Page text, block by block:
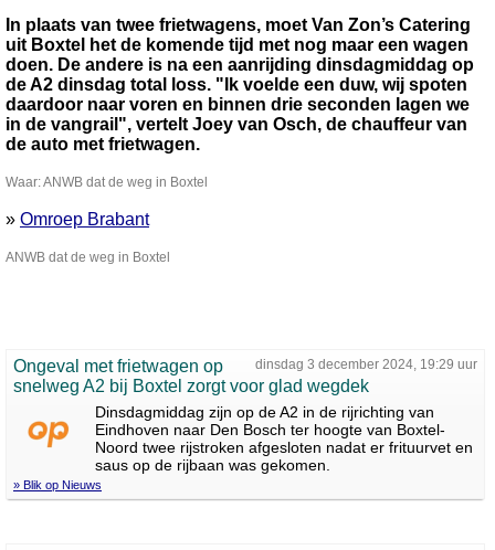
In plaats van twee frietwagens, moet Van Zon’s Catering
uit Boxtel het de komende tijd met nog maar een wagen
doen. De andere is na een aanrijding dinsdagmiddag op
de A2 dinsdag total loss. "Ik voelde een duw, wij spoten
daardoor naar voren en binnen drie seconden lagen we
in de vangrail", vertelt Joey van Osch, de chauffeur van
de auto met frietwagen.
Waar: ANWB dat de weg in Boxtel
» Omroep Brabant
ANWB dat de weg in Boxtel
dinsdag 3 december 2024, 19:29 uur
Ongeval met frietwagen op
snelweg A2 bij Boxtel zorgt voor glad wegdek
Dinsdagmiddag zijn op de A2 in de rijrichting van
Eindhoven naar Den Bosch ter hoogte van Boxtel-
Noord twee rijstroken afgesloten nadat er frituurvet en
saus op de rijbaan was gekomen.
» Blik op Nieuws